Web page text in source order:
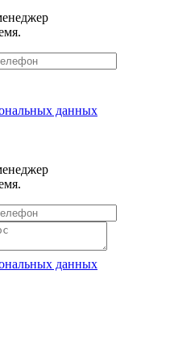
данных
данных